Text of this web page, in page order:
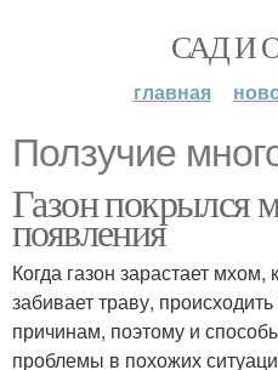
САД И
главная
Ползучие
Газон покрылся
появления
Когда газон зарастает мхом,
забивает траву,
причинам, поэтому и
проблемы в похожих